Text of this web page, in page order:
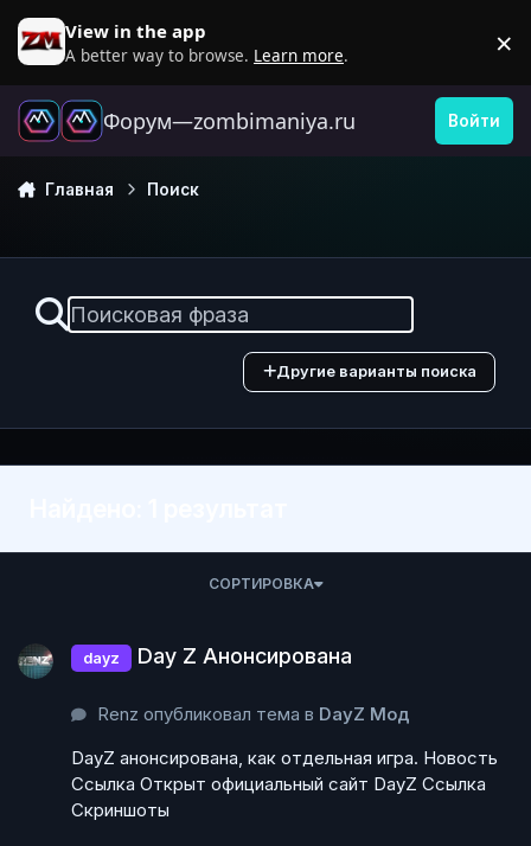
Перейти к содержанию
View in the app
A better way to browse. Learn more. ×
Форум—zombimaniya.ru Войти
Главная Поиск
Другие варианты поиска
СОРТИРОВКА
dayz Day Z Анонсирована
Renz опубликовал тема в DayZ Мод
DayZ анонсирована, как отдельная игра. Новость
Ссылка Открыт официальный сайт DayZ Ссылка
Скриншоты